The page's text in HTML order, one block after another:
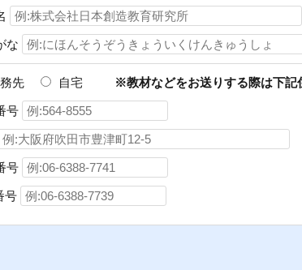
な
先 自宅 ※教材などをお送りする際は下記
号
号
号